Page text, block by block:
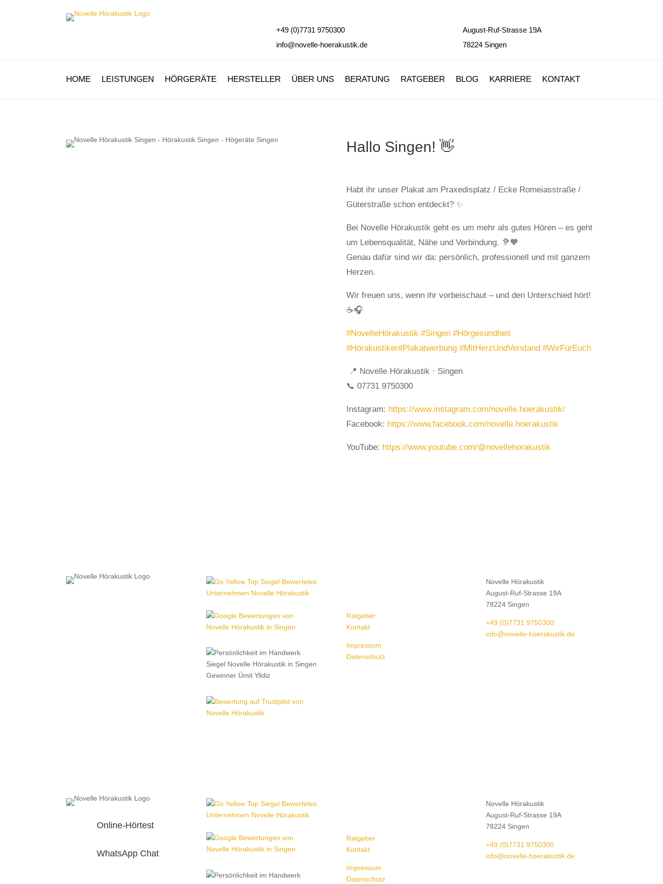
+49 (0)7731 9750300
info@novelle-hoerakustik.de
August-Ruf-Strasse 19A
78224 Singen
HOME LEISTUNGEN HÖRGERÄTE HERSTELLER ÜBER UNS BERATUNG RATGEBER BLOG KARRIERE KONTAKT
Hallo Singen! 👋
Habt ihr unser Plakat am Praxedisplatz / Ecke Romeiasstraße /
Güterstraße schon entdeckt? ✨
Bei Novelle Hörakustik geht es um mehr als gutes Hören – es geht
um Lebensqualität, Nähe und Verbindung. 🦻🧡
Genau dafür sind wir da: persönlich, professionell und mit ganzem
Herzen.
Wir freuen uns, wenn ihr vorbeischaut – und den Unterschied hört!
☕🎧
#NovelleHörakustik #Singen #Hörgesundheit
#Hörakustiker#Plakatwerbung #MitHerzUndVerstand #WirFürEuch
📍 Novelle Hörakustik · Singen
📞 07731 9750300
Instagram: https://www.instagram.com/novelle.hoerakustik/
Facebook: https://www.facebook.com/novelle.hoerakustik
YouTube: https://www.youtube.com/@novellehorakustik
Ratgeber
Kontakt
Impressum
Datenschutz
Novelle Hörakustik
August-Ruf-Strasse 19A
78224 Singen
+49 (0)7731 9750300
info@novelle-hoerakustik.de
Online-Hörtest
WhatsApp Chat
Ratgeber
Kontakt
Impressum
Datenschutz
Novelle Hörakustik
August-Ruf-Strasse 19A
78224 Singen
+49 (0)7731 9750300
info@novelle-hoerakustik.de